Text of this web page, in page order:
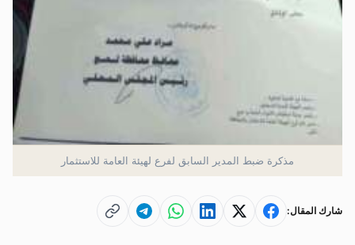
مذكرة ضبط المدير السابق لفرع لهيئة العامة للاستثمار
شارك المقال: